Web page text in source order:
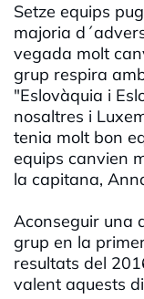
Setze equips
majoria
vegada molt
grup respira
"Eslovàquia i
nosaltres i
tenia molt bon
equips canvien
la capitana,
Aconseguir una
grup en la
resultats del
valent aquests